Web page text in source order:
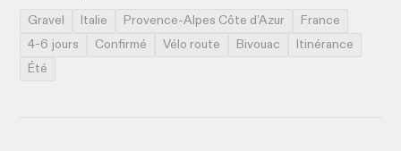
Gravel Italie Provence-Alpes Côte d’Azur
France
4-6 jours
Confirmé Vélo route Bivouac
Itinérance
Été